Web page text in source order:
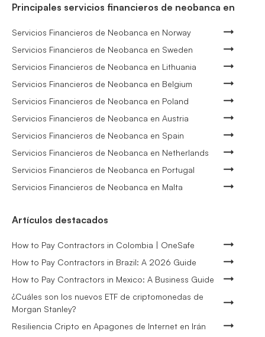
Principales servicios financieros de neobanca en
Servicios Financieros de Neobanca en Norway
Servicios Financieros de Neobanca en Sweden
Servicios Financieros de Neobanca en Lithuania
Servicios Financieros de Neobanca en Belgium
Servicios Financieros de Neobanca en Poland
Servicios Financieros de Neobanca en Austria
Servicios Financieros de Neobanca en Spain
Servicios Financieros de Neobanca en Netherlands
Servicios Financieros de Neobanca en Portugal
Servicios Financieros de Neobanca en Malta
Artículos destacados
How to Pay Contractors in Colombia | OneSafe
How to Pay Contractors in Brazil: A 2026 Guide
How to Pay Contractors in Mexico: A Business Guide
¿Cuáles son los nuevos ETF de criptomonedas de
Morgan Stanley?
Resiliencia Cripto en Apagones de Internet en Irán